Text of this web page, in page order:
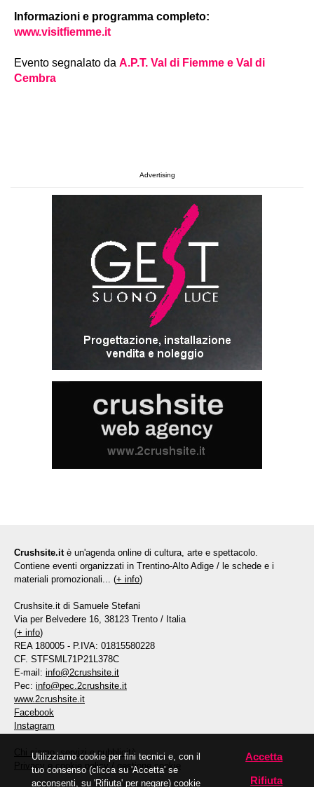
Informazioni e programma completo:
www.visitfiemme.it
Evento segnalato da A.P.T. Val di Fiemme e Val di
Cembra
Advertising
Crushsite.it è un'agenda online di cultura, arte e spettacolo.
Contiene eventi organizzati in Trentino-Alto Adige / le schede e i
materiali promozionali... (+ info)
Crushsite.it di Samuele Stefani
Via per Belvedere 16, 38123 Trento / Italia
(+ info)
REA 180005 - P.IVA: 01815580228
CF. STFSML71P21L378C
E-mail: info@2crushsite.it
Pec: info@pec.2crushsite.it
www.2crushsite.it
Facebook
Instagram
Chi siamo, servizi e pubblicità
Privacy e cookie policy/ gestione cookie
Utilizziamo cookie per fini tecnici e, con il
tuo consenso (clicca su 'Accetta' se
acconsenti, su 'Rifiuta' per negare) cookie
Accetta
Rifiuta